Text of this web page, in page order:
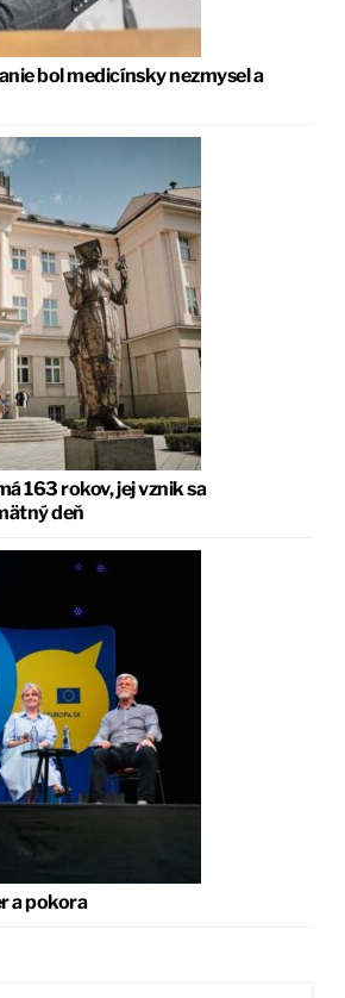
bol medicínsky nezmysel a
163 rokov, jej vznik sa
deň
a pokora